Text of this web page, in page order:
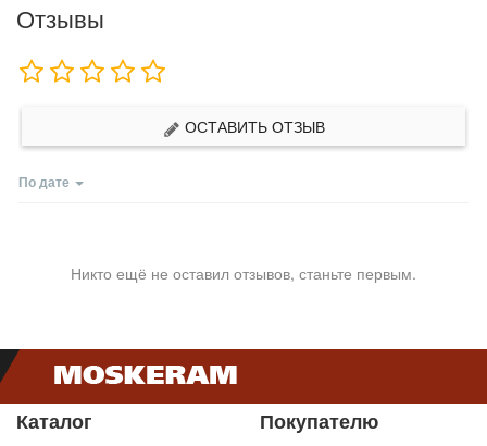
Отзывы
ОСТАВИТЬ ОТЗЫВ
По дате
Никто ещё не оставил отзывов, станьте первым.
Каталог Покупателю